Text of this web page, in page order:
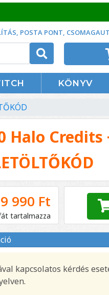
POSTA PONT,
KÖNYV
Halo Credits
990 Ft
tartalmazza
kapcsolatos kérdés